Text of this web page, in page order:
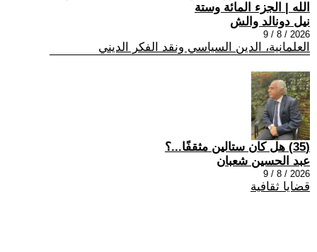
الله | الجزء المائة وستة
نيل دونالد والش
2026 / 8 / 9
العلمانية، الدين السياسي ونقد الفكر الديني
(35) هل كان ستالين مثقفًا...؟
عبد الحسين شعبان
2026 / 8 / 9
قضايا ثقافية